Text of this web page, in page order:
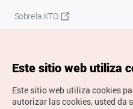
Sobre la KTO
Este sitio web utiliza
Este sitio web utiliza cookies
autorizar las cookies, usted da